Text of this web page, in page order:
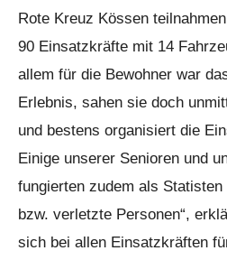
Rote Kreuz Kössen
90 Einsatzkräfte mit 14
allem für die Bewohner war
Erlebnis, sahen sie doch
und bestens organisiert die
Einige unserer Senioren und
fungierten zudem als
bzw. verletzte Personen“,
sich bei allen Einsatzkräften